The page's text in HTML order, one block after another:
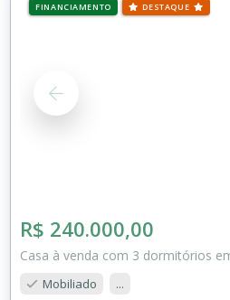
FINANCIAMENTO DESTAQUE
R$ 240.000,00
Casa à venda com 3 dormitórios
Mobiliado ...